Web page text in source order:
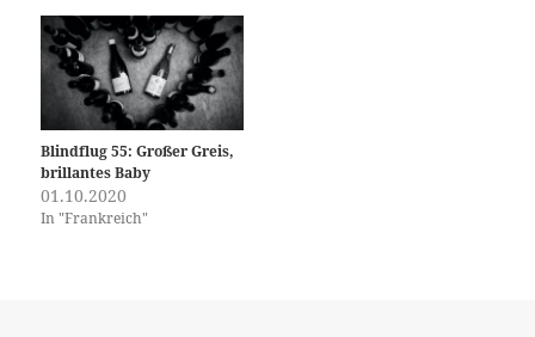
Blindflug 55: Großer Greis,
brillantes Baby
01.10.2020
In "Frankreich"